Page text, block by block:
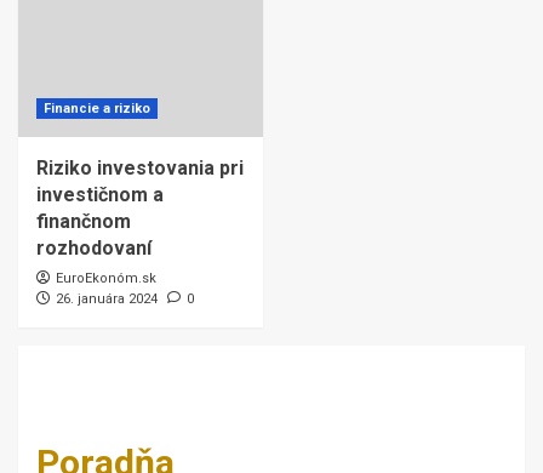
Financie a riziko
Riziko investovania pri
investičnom a
finančnom
rozhodovaní
EuroEkonóm.sk
26. januára 2024
0
Poradňa